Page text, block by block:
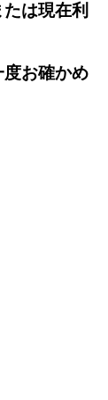
は現在利
お確かめ